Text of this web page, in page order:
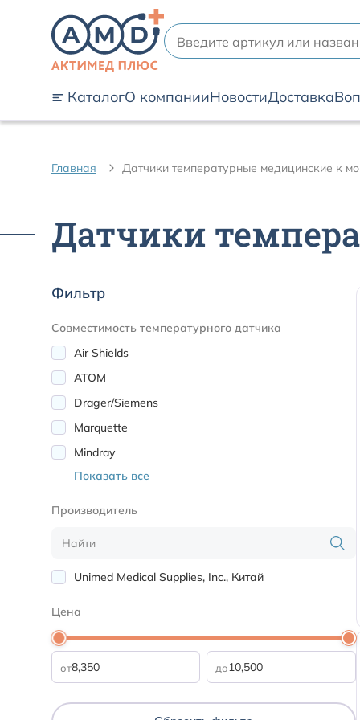
КаталогО компанииНовостиДоставка
Главная Датчики температурные медицинские к
Датчики
Фильтр
Совместимость температурного датчика
Air Shields
ATOM
Drager/Siemens
Marquette
Mindray
Показать все
Производитель
Unimed Medical Supplies, Inc., Китай
Цена
от до